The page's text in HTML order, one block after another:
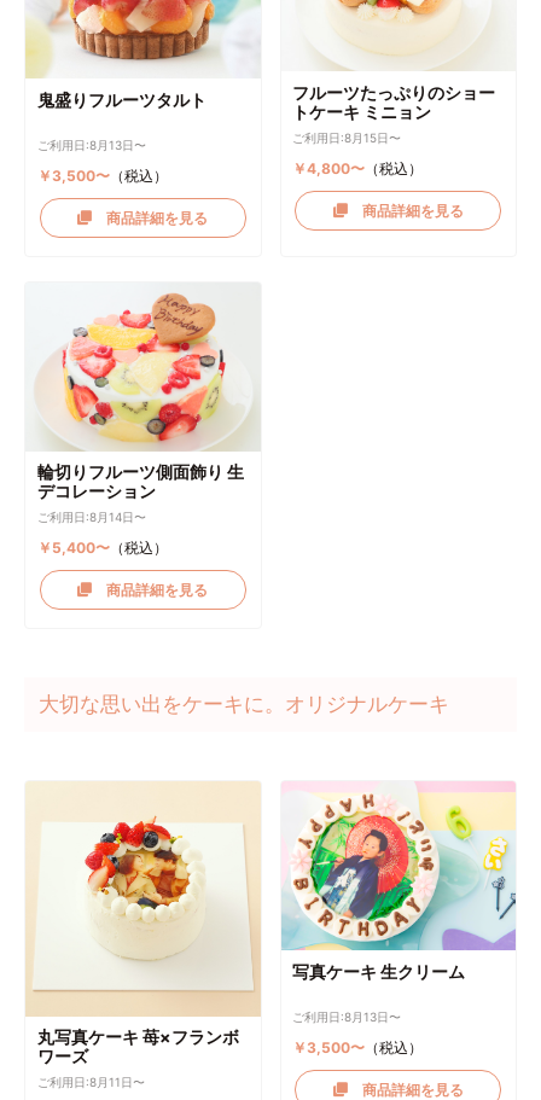
鬼盛りフルーツタルト
ご利用日:8月13日〜
￥3,500〜（税込）
商品詳細を見る
フルーツたっぷりのショー
トケーキ ミニョン
ご利用日:8月15日〜
￥4,800〜 （税込）
商品詳細を見る
輪切りフルーツ側面飾り 生
デコレーション
ご利用日:8月14日〜
￥5,400〜（税込）
商品詳細を見る
大切な思い出をケーキに。オリジナルケーキ
丸写真ケーキ 苺×フランボ
ワーズ
ご利用日:8月11日〜
写真ケーキ 生クリーム
ご利用日:8月13日〜
￥3,500〜 （税込）
商品詳細を見る